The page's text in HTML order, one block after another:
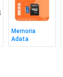
Memoria
Adata
MicroSD 64GB